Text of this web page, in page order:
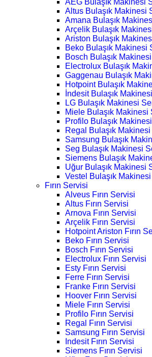
Altus Bulaşık Makinesi
Amana Bulaşık
Arçelik Bulaşık
Ariston Bulaşık
Beko Bulaşık Makinesi
Bosch Bulaşık
Electrolux Bulaşık
Gaggenau Bulaşık
Hotpoint Bulaşık
İndesit Bulaşık
LG Bulaşık Makinesi
Miele Bulaşık Makinesi
Profilo Bulaşık
Regal Bulaşık
Samsung Bulaşık
Seg Bulaşık Makinesi
Siemens Bulaşık
Uğur Bulaşık Makinesi
Vestel Bulaşık
Fırın Servisi
Alveus Fırın Servisi
Altus Fırın Servisi
Arnova Fırın Servisi
Arçelik Fırın Servisi
Hotpoint Ariston Fırın
Beko Fırın Servisi
Bosch Fırın Servisi
Electrolux Fırın Servisi
Esty Fırın Servisi
Ferre Fırın Servisi
Franke Fırın Servisi
Hoover Fırın Servisi
Miele Fırın Servisi
Profilo Fırın Servisi
Regal Fırın Servisi
Samsung Fırın Servisi
Indesit Fırın Servisi
Siemens Fırın Servisi